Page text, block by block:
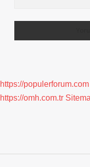
https://populerforum.com
https://omh.com.tr